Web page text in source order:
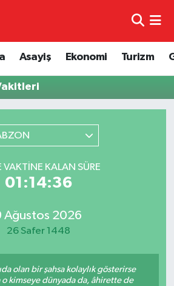
Asayiş Ekonomi Turizm
VAKTINE KALAN SÜRE
01:14:36
Ağustos 2026
26 Safer 1448
olan bir şahsa kolaylık gösterirse
o kimseye dünyada da, âhirette de
Durumu ve Fikstür